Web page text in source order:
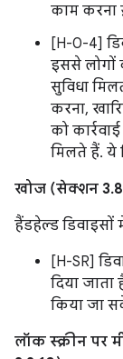
काम करना
[H-0-4]
इससे लोगों
सुविधा
करना,
को
मिलते हैं. ये
खोज (सेक्शन
हैंडहेल्ड
[H-SR]
दिया जाता
किया जा
लॉक स्क्रीन पर